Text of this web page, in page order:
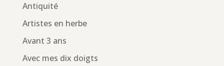
Antiquité
Artistes en herbe
Avant 3 ans
Avec mes dix doigts